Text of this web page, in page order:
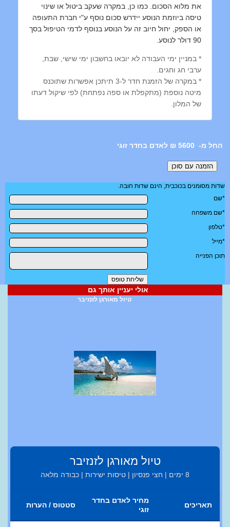
את מלוא הסכום. כמו כן, במקרה שעקב ביטול או שינוי
טיסה ביוזמת הנוסע יידרש סכום נוסף ע"י חברת התעופה
או הספק, יחול חיוב זה על הנוסע בנוסף לדמי הטיפול בסך
90 דולר לנוסע.
* במניין ימי העבודה לא יובאו בחשבון ימי שישי, שבת,
ערבי חג וחגים.
* במקרה של הזמנת חדר ל-3 תיתכן אפשרות שתוכנס
מיטה נוספת (מתקפלת או ספה נפתחת) לפי שיקול דעתו
של המלון.
5600 ₪ לאדם בחדר זוגי
שדות מסומנים בכוכבית, הינם שדות חובה.
*שם
*שם משפחה
*טלפון
*מייל
תוכן הפנייה
אולי יעניין אותך גם
טיול מאורגן לזנזיבר
טיול מאורגן לזנזיבר
8 ימים | חצי פנסיון | טיסות ישירות | כבודה מלאה
תאריכים
מחיר לאדם בחדר
זוגי
סטטוס / הערות